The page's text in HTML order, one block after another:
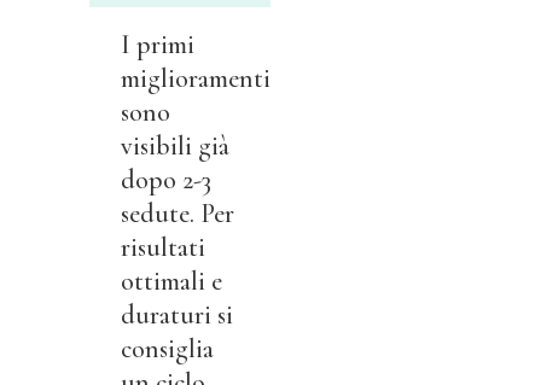
I primi
miglioramenti
sono
visibili già
dopo 2-3
sedute. Per
risultati
ottimali e
duraturi si
consiglia